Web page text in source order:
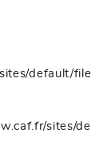
default/
sites/